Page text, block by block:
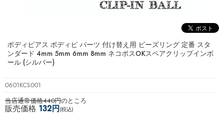
ボディピアス ボディピ パーツ 付け替え用 ビーズリング 定番 スタ
ンダード 4mm 5mm 6mm 8mm ネコポスOKスペアクリップインボ
ール (シルバー)
0601KCS001
当店通常価格440円のところ
販売価格 132円(税込)